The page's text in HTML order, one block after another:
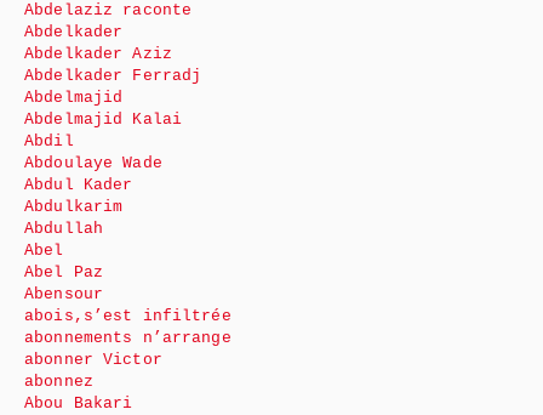
Abdelaziz raconte
Abdelkader
Abdelkader Aziz
Abdelkader Ferradj
Abdelmajid
Abdelmajid Kalai
Abdil
Abdoulaye Wade
Abdul Kader
Abdulkarim
Abdullah
Abel
Abel Paz
Abensour
abois,s’est infiltrée
abonnements n’arrange
abonner Victor
abonnez
Abou Bakari